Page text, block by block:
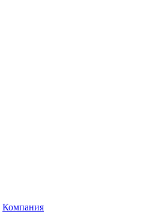
Компания